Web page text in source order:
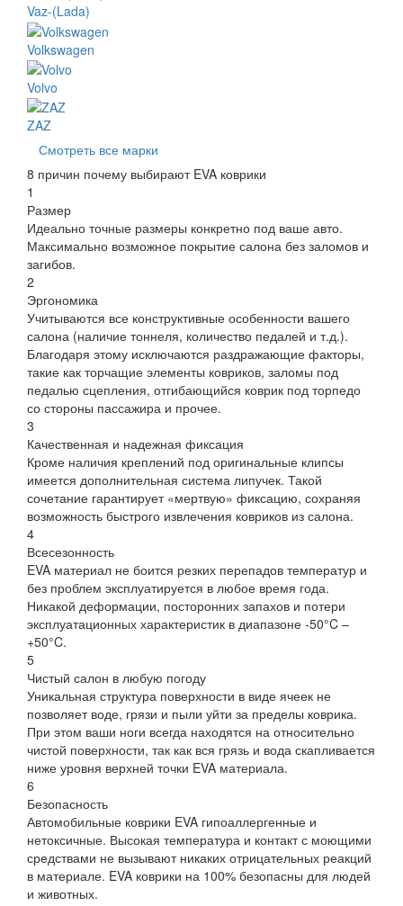
Vaz-(Lada)
Volkswagen
Volvo
ZAZ
Смотреть все марки
8 причин почему выбирают EVA коврики
1
Размер
Идеально точные размеры конкретно под ваше авто.
Максимально возможное покрытие салона без заломов и
загибов.
2
Эргономика
Учитываются все конструктивные особенности вашего
салона (наличие тоннеля, количество педалей и т.д.).
Благодаря этому исключаются раздражающие факторы,
такие как торчащие элементы ковриков, заломы под
педалью сцепления, отгибающийся коврик под торпедо
со стороны пассажира и прочее.
3
Качественная и надежная фиксация
Кроме наличия креплений под оригинальные клипсы
имеется дополнительная система липучек. Такой
сочетание гарантирует «мертвую» фиксацию, сохраняя
возможность быстрого извлечения ковриков из салона.
4
Всесезонность
EVA материал не боится резких перепадов температур и
без проблем эксплуатируется в любое время года.
Никакой деформации, посторонних запахов и потери
эксплуатационных характеристик в диапазоне -50°C –
+50°C.
5
Чистый салон в любую погоду
Уникальная структура поверхности в виде ячеек не
позволяет воде, грязи и пыли уйти за пределы коврика.
При этом ваши ноги всегда находятся на относительно
чистой поверхности, так как вся грязь и вода скапливается
ниже уровня верхней точки EVA материала.
6
Безопасность
Автомобильные коврики EVA гипоаллергенные и
нетоксичные. Высокая температура и контакт с моющими
средствами не вызывают никаких отрицательных реакций
в материале. EVA коврики на 100% безопасны для людей
и животных.